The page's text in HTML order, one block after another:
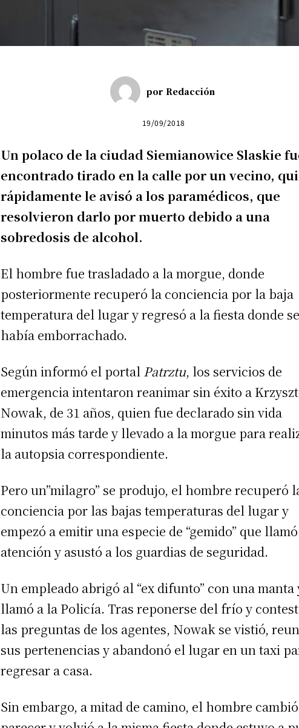
por Redacción
19/09/2018
Un polaco de la ciudad Siemianowice Slaskie
encontrado tirado en la calle por un vecino,
rápidamente le avisó a los paramédicos, que
resolvieron darlo por muerto debido a una
sobredosis de alcohol.
El hombre fue trasladado a la morgue, donde
posteriormente recuperó la conciencia por la baja
temperatura del lugar y regresó a la fiesta donde se
había emborrachado.
Según informó el portal Patrztu, los servicios de
emergencia intentaron reanimar sin éxito a
Nowak, de 31 años, quien fue declarado sin vida
minutos más tarde y llevado a la morgue para
la autopsia correspondiente.
Pero un”milagro” se produjo, el hombre recuperó
conciencia por las bajas temperaturas del lugar y
empezó a emitir una especie de “gemido” que
atención y asustó a los guardias de seguridad.
Un empleado abrigó al “ex difunto” con una manta
llamó a la Policía. Tras reponerse del frío y
las preguntas de los agentes, Nowak se vistió,
sus pertenencias y abandonó el lugar en un taxi
regresar a casa.
Sin embargo, a mitad de camino, el hombre